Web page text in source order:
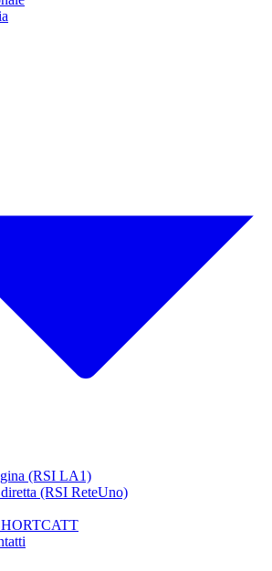
(RSI LA1)
(RSI ReteUno)